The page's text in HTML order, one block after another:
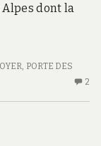
Alpes dont la
, PORTE DES
2